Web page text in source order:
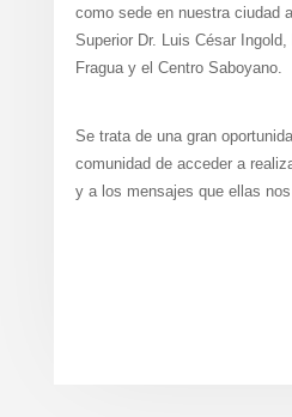
como sede en nuestra ciudad
Superior Dr. Luis César
Fragua y el Centro Saboyano.
Se trata de una gran
comunidad de acceder a
y a los mensajes que ellas nos